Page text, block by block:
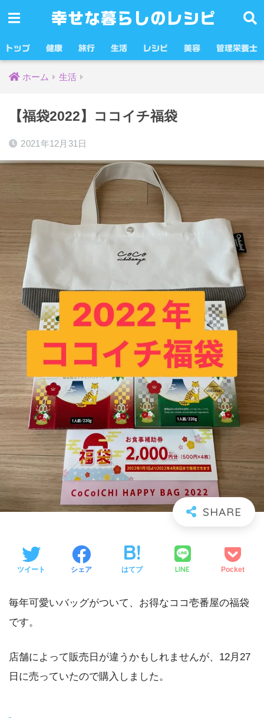
幸せな暮らしのレシピ
トップ 健康 旅行 生活 レシピ 美容 管理栄養士
ホーム 生活
【福袋2022】ココイチ福袋
2021年12月31日
ツイート シェア はてブ LINE Pocket
毎年可愛いバッグがついて、お得なココ壱番屋の福袋
です。
店舗によって販売日が違うかもしれませんが、12月27
日に売っていたので購入しました。